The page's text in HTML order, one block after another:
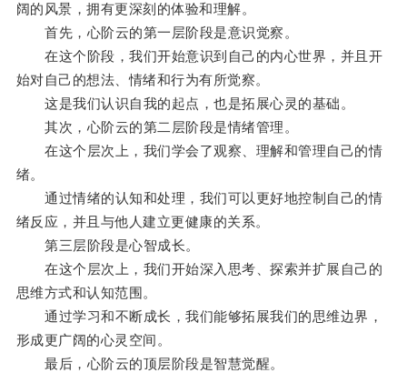
阔的风景，拥有更深刻的体验和理解。
首先，心阶云的第一层阶段是意识觉察。
在这个阶段，我们开始意识到自己的内心世界，并且开
始对自己的想法、情绪和行为有所觉察。
这是我们认识自我的起点，也是拓展心灵的基础。
其次，心阶云的第二层阶段是情绪管理。
在这个层次上，我们学会了观察、理解和管理自己的情
绪。
通过情绪的认知和处理，我们可以更好地控制自己的情
绪反应，并且与他人建立更健康的关系。
第三层阶段是心智成长。
在这个层次上，我们开始深入思考、探索并扩展自己的
思维方式和认知范围。
通过学习和不断成长，我们能够拓展我们的思维边界，
形成更广阔的心灵空间。
最后，心阶云的顶层阶段是智慧觉醒。